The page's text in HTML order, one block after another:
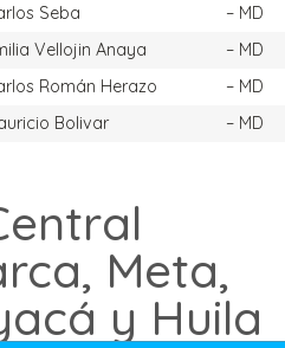
Seba
– MD
Vellojin Anaya
– MD
Román Herazo
– MD
Bolivar – MD
Meta,
y Huila